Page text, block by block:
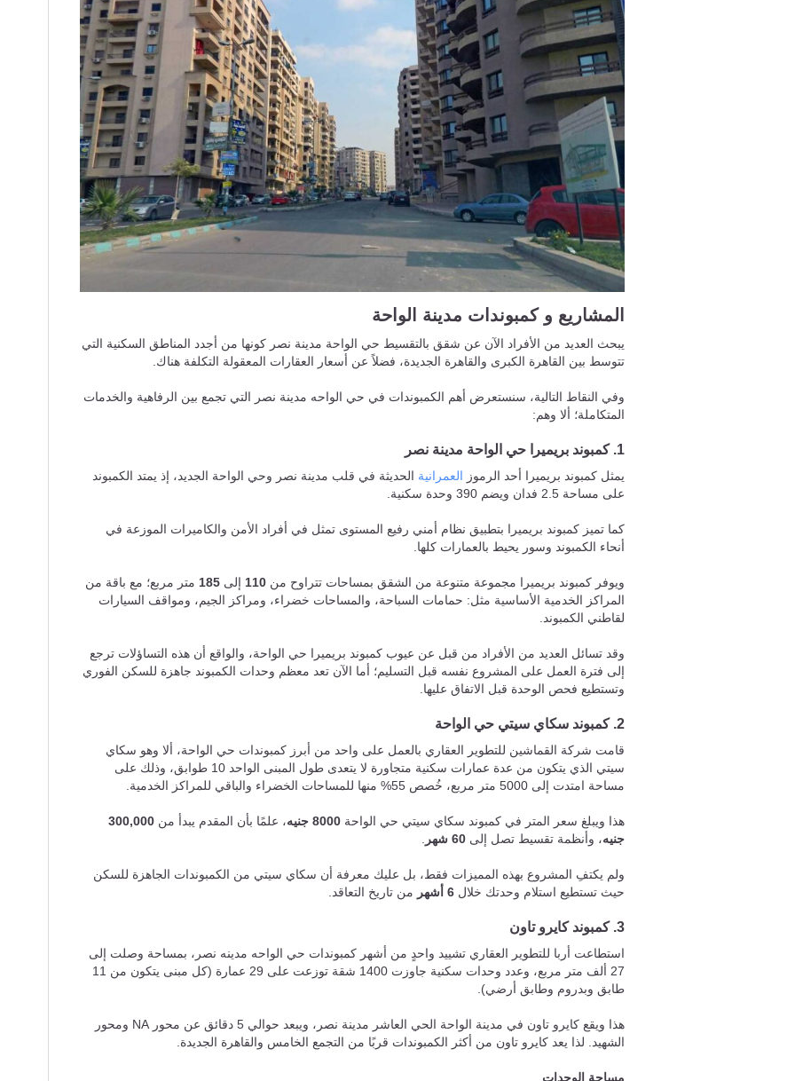
المشاريع و كمبوندات مدينة الواحة
يبحث العديد من الأفراد الآن عن شقق بالتقسيط حي الواحة مدينة نصر كونها من أجدد المناطق السكنية التي
تتوسط بين القاهرة الكبرى والقاهرة الجديدة، فضلاً عن أسعار العقارات المعقولة التكلفة هناك.
وفي النقاط التالية، سنستعرض أهم الكمبوندات في حي الواحه مدينة نصر التي تجمع بين الرفاهية والخدمات
المتكاملة؛ ألا وهم:
1. كمبوند بريميرا حي الواحة مدينة نصر
يمثل كمبوند بريميرا أحد الرموز العمرانية الحديثة في قلب مدينة نصر وحي الواحة الجديد، إذ يمتد الكمبوند
على مساحة 2.5 فدان ويضم 390 وحدة سكنية.
كما تميز كمبوند بريميرا بتطبيق نظام أمني رفيع المستوى تمثل في أفراد الأمن والكاميرات الموزعة في
أنحاء الكمبوند وسور يحيط بالعمارات كلها.
ويوفر كمبوند بريميرا مجموعة متنوعة من الشقق بمساحات تتراوح من 110 إلى 185 متر مربع؛ مع باقة من
المراكز الخدمية الأساسية مثل: حمامات السباحة، والمساحات خضراء، ومراكز الجيم، ومواقف السيارات
لقاطني الكمبوند.
وقد تسائل العديد من الأفراد من قبل عن عيوب كمبوند بريميرا حي الواحة، والواقع أن هذه التساؤلات ترجع
إلى فترة العمل على المشروع نفسه قبل التسليم؛ أما الآن تعد معظم وحدات الكمبوند جاهزة للسكن الفوري
وتستطيع فحص الوحدة قبل الاتفاق عليها.
2. كمبوند سكاي سيتي حي الواحة
قامت شركة القماشين للتطوير العقاري بالعمل على واحد من أبرز كمبوندات حي الواحة، ألا وهو سكاي
سيتي الذي يتكون من عدة عمارات سكنية متجاورة لا يتعدى طول المبنى الواحد 10 طوابق، وذلك على
مساحة امتدت إلى 5000 متر مربع، خُصص 55% منها للمساحات الخضراء والباقي للمراكز الخدمية.
هذا ويبلغ سعر المتر في كمبوند سكاي سيتي حي الواحة 8000 جنيه ، علمًا بأن المقدم يبدأ من 300,000
جنيه، وأنظمة تقسيط تصل إلى 60 شهر
ولم يكتفِ المشروع بهذه المميزات فقط، بل عليك معرفة أن سكاي سيتي من الكمبوندات الجاهزة للسكن
حيث تستطيع استلام وحدتك خلال 6 أشهر من تاريخ التعاقد.
3. كمبوند كايرو تاون
استطاعت أربا للتطوير العقاري تشييد واحدٍ من أشهر كمبوندات حي الواحه مدينه نصر، بمساحة وصلت إلى
27 ألف متر مربع، وعدد وحدات سكنية جاوزت 1400 شقة توزعت على 29 عمارة (كل مبنى يتكون من 11
طابق وبدروم وطابق أرضي).
هذا ويقع كايرو تاون في مدينة الواحة الحي العاشر مدينة نصر، ويبعد حوالي 5 دقائق عن محور NA ومحور
الشهيد. لذا يعد كايرو تاون من أكثر الكمبوندات قربًا من التجمع الخامس والقاهرة الجديدة.
مساحة الوحدات